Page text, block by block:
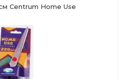
Centrum Home Use